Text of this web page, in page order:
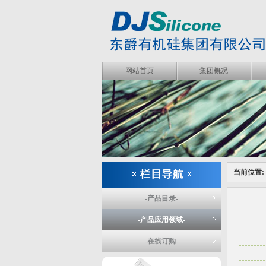
网站首页 集团概况
-产品目录-
-产品应用领域-
-在线订购-
当前位置: